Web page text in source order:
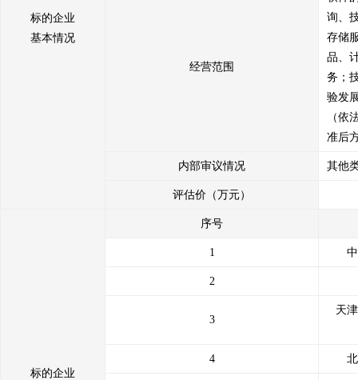
违规违约造成的损失的，利益受损方有权向我方进行追偿；
10、我方保证在山东产权交易中心出具产权交易凭证后，按照《产权
我方保证遵守以上承诺，如违反上述承诺或有其他违规行为，给交易
标的企业
基本情况
经营范围
询、
存储
品、
务；
验发
（依
准后
内部审议情况 其他
评估价（万元）
标的企业
序号
1
2
3
天
4